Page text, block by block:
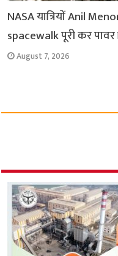
NASA यात्रियों Anil
spacewalk पूरी कर
August 7, 2026